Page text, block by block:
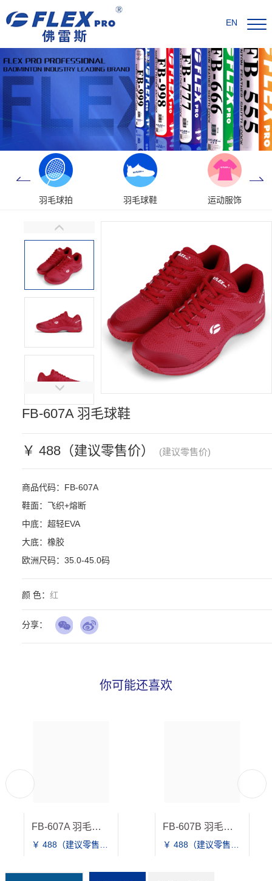
EN
羽毛球拍 羽毛球鞋 运动服饰
FB-607A 羽毛球鞋
￥ 488（建议零售价） (建议零售价)
商品代码：FB-607A
鞋面：飞织+熔断
中底：超轻EVA
大底：橡胶
欧洲尺码：35.0-45.0码
颜 色： 红
分享：
你可能还喜欢
FB-607A 羽毛球鞋 FB-607B 羽毛球鞋